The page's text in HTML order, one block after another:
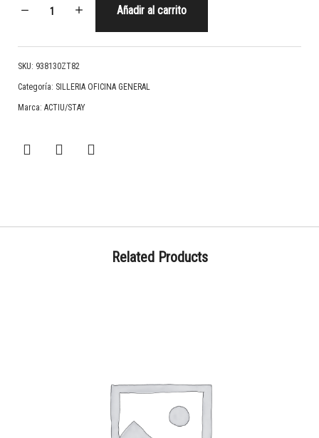
Añadir al carrito
SKU: 938130ZT82
Categoría: SILLERIA OFICINA GENERAL
Marca: ACTIU/STAY
Related Products